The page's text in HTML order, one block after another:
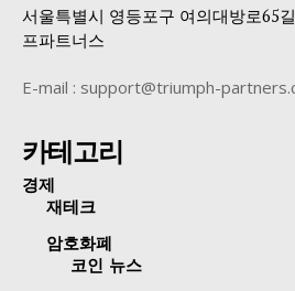
서울특별시 영등포구 여의대방로65
프파트너스
E-mail : support@triumph-
카테고리
경제
재테크
암호화폐
코인 뉴스